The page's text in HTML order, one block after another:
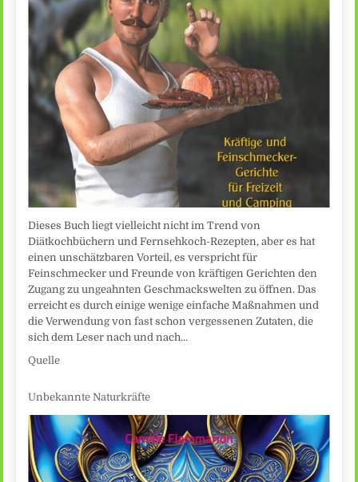
Dieses Buch liegt vielleicht nicht im Trend von
Diätkochbüchern und Fernsehkoch-Rezepten, aber es hat
einen unschätzbaren Vorteil, es verspricht für
Feinschmecker und Freunde von kräftigen Gerichten den
Zugang zu ungeahnten Geschmackswelten zu öffnen. Das
erreicht es durch einige wenige einfache Maßnahmen und
die Verwendung von fast schon vergessenen Zutaten, die
sich dem Leser nach und nach…
Quelle
Unbekannte Naturkräfte